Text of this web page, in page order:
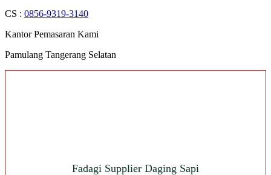
CS : 0856-9319-3140
Kantor Pemasaran Kami
Pamulang Tangerang Selatan
Fadagi Supplier Daging Sapi